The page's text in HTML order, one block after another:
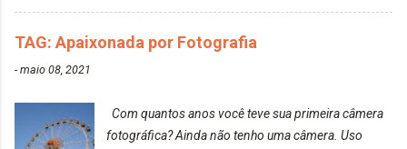
LIBERDADE PARA SER MAIS VOCÊ 10.04 LOURO
Par de luvas e um guia explicativo im...
TAG: Apaixonada por Fotografia
-maio 08, 2021
Com quantos anos você teve sua primeira câmera
fotográfica? Ainda não tenho uma câmera. Uso